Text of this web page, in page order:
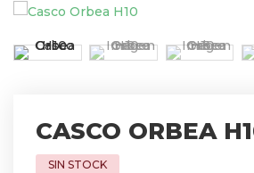
CASCO ORBEA